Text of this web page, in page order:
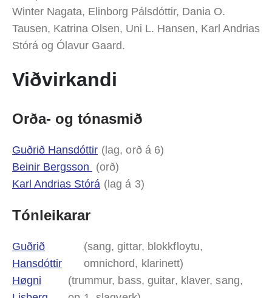
Winter Nagata, Elinborg Pálsdóttir, Dania O.
Tausen, Katrina Olsen, Uni L. Hansen, Karl Andrias
Stórá og Ólavur Gaard.
Viðvirkandi
Orða- og tónasmið
Guðrið Hansdóttir (lag, orð á 6)
Beinir Bergsson
(orð)
Karl Andrias Stórá (lag á 3)
Tónleikarar
Guðrið
Hansdóttir
(sang, gittar, blokkfloytu,
omnichord, klarinett)
Høgni
(trummur, bass, guitar, klaver, sang,